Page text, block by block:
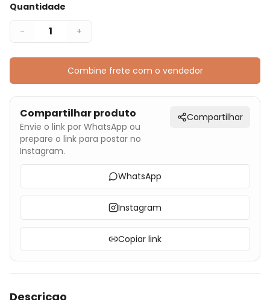
Quantidade
- 1 +
Combine frete com o vendedor
Compartilhar produto
Envie o link por WhatsApp ou
prepare o link para postar no
Instagram.
Compartilhar
WhatsApp
Instagram
Copiar link
Descricao